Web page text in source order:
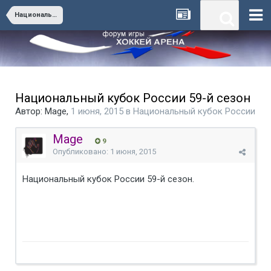
Национальный кубок России
Национальный кубок России 59-й сезон
Автор: Mage, 1 июня, 2015 в Национальный кубок России
Mage 9
Опубликовано: 1 июня, 2015
Национальный кубок России 59-й сезон.